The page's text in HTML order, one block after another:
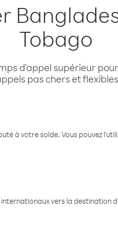
Tobago
d'appel supérieur
pas chers et
à votre solde. Vous pouvez
vers la destination